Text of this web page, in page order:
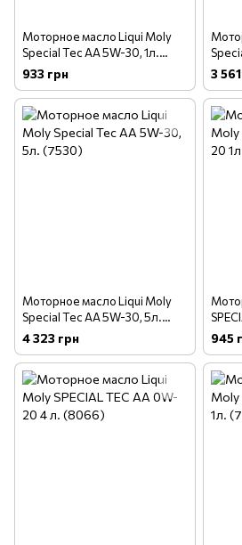
Моторное масло Liqui Moly
Special Tec AA 5W-30, 1л.
(7515)
933 грн
(7616)
3
Моторное масло Liqui Moly
Special Tec AA 5W-30, 5л.
(7530)
4 323 грн
(8065)
945